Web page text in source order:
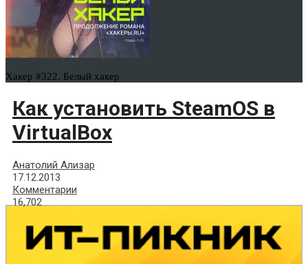
Хакер #322. Белый хакер
Как установить SteamOS в
VirtualBox
Анатолий Ализар
17.12.2013
Комментарии
16,702